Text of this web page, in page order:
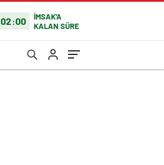
02:00
İMSAK'A
KALAN SÜRE